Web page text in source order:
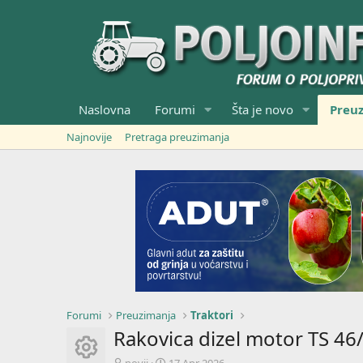
Naslovna Forumi Šta je novo
Najnovije Pretraga preuzimanja
Forumi Preuzimanja Traktori
Rakovica dizel motor TS